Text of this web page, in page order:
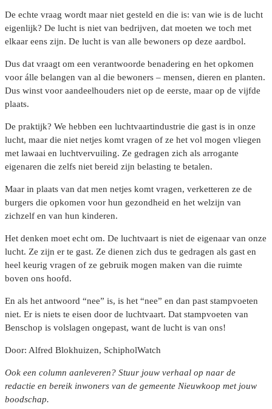
De echte vraag wordt maar niet gesteld en die is: van wie is de lucht
eigenlijk? De lucht is niet van bedrijven, dat moeten we toch met
elkaar eens zijn. De lucht is van alle bewoners op deze aardbol.
Dus dat vraagt om een verantwoorde benadering en het opkomen
voor álle belangen van al die bewoners – mensen, dieren en planten.
Dus winst voor aandeelhouders niet op de eerste, maar op de vijfde
plaats.
De praktijk? We hebben een luchtvaartindustrie die gast is in onze
lucht, maar die niet netjes komt vragen of ze het vol mogen vliegen
met lawaai en luchtvervuiling. Ze gedragen zich als arrogante
eigenaren die zelfs niet bereid zijn belasting te betalen.
Maar in plaats van dat men netjes komt vragen, verketteren ze de
burgers die opkomen voor hun gezondheid en het welzijn van
zichzelf en van hun kinderen.
Het denken moet echt om. De luchtvaart is niet de eigenaar van onze
lucht. Ze zijn er te gast. Ze dienen zich dus te gedragen als gast en
heel keurig vragen of ze gebruik mogen maken van die ruimte
boven ons hoofd.
En als het antwoord “nee” is, is het “nee” en dan past stampvoeten
niet. Er is niets te eisen door de luchtvaart. Dat stampvoeten van
Benschop is volslagen ongepast, want de lucht is van ons!
Door: Alfred Blokhuizen, SchipholWatch
Ook een column aanleveren? Stuur jouw verhaal op naar de
redactie en bereik inwoners van de gemeente Nieuwkoop met jouw
boodschap.